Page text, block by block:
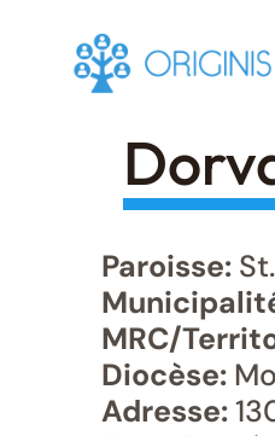
Paroisse:
MRC/
Diocèse:
Adresse: